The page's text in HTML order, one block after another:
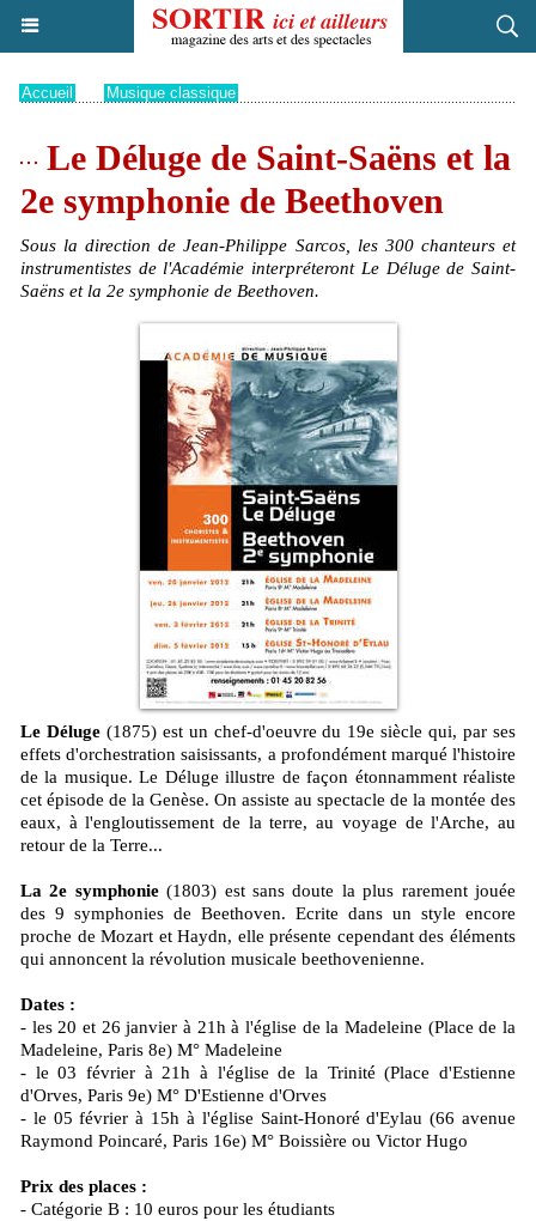
Accueil Musique classique
Le Déluge de Saint-Saëns et la
2e symphonie de Beethoven
Sous la direction de Jean-Philippe Sarcos, les 300 chanteurs et
instrumentistes de l'Académie interpréteront Le Déluge de Saint-
Saëns et la 2e symphonie de Beethoven.
Le Déluge(1875) est un chef-d'oeuvre du 19e siècle qui, par ses
effets d'orchestration saisissants, a profondément marqué l'histoire
de la musique. Le Déluge illustre de façon étonnamment réaliste
cet épisode de la Genèse. On assiste au spectacle de la montée des
eaux, à l'engloutissement de la terre, au voyage de l'Arche, au
retour de la Terre...
La 2e symphonie(1803) est sans doute la plus rarement jouée
des 9 symphonies de Beethoven. Ecrite dans un style encore
proche de Mozart et Haydn, elle présente cependant des éléments
qui annoncent la révolution musicale beethovenienne.
Dates :
- les 20 et 26 janvier à 21h à l'église de la Madeleine (Place de la
Madeleine, Paris 8e) M° Madeleine
- le 03 février à 21h à l'église de la Trinité (Place d'Estienne
d'Orves, Paris 9e) M° D'Estienne d'Orves
- le 05 février à 15h à l'église Saint-Honoré d'Eylau (66 avenue
Raymond Poincaré, Paris 16e) M° Boissière ou Victor Hugo
Prix des places :
- Catégorie B : 10 euros pour les étudiants